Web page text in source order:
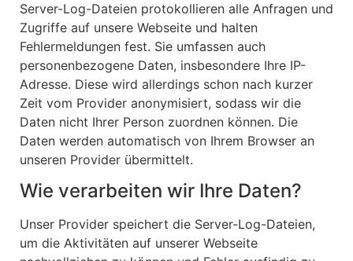
Server-Log-Dateien protokollieren alle Anfragen und
Zugriffe auf unsere Webseite und halten
Fehlermeldungen fest. Sie umfassen auch
personenbezogene Daten, insbesondere Ihre IP-
Adresse. Diese wird allerdings schon nach kurzer
Zeit vom Provider anonymisiert, sodass wir die
Daten nicht Ihrer Person zuordnen können. Die
Daten werden automatisch von Ihrem Browser an
unseren Provider übermittelt.
Wie verarbeiten wir Ihre Daten?
Unser Provider speichert die Server-Log-Dateien,
um die Aktivitäten auf unserer Webseite